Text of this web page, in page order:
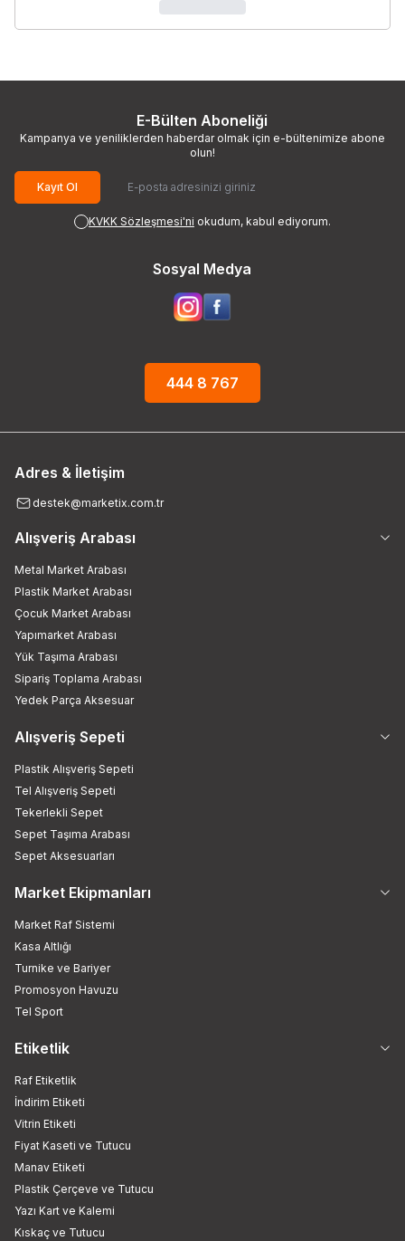
E-Bülten Aboneliği
Kampanya ve yeniliklerden haberdar olmak için e-bültenimize abone
olun!
Kayıt Ol
KVKK Sözleşmesi'ni okudum, kabul ediyorum.
Sosyal Medya
444 8 767
Adres & İletişim
destek@marketix.com.tr
Alışveriş Arabası
Metal Market Arabası
Plastik Market Arabası
Çocuk Market Arabası
Yapımarket Arabası
Yük Taşıma Arabası
Sipariş Toplama Arabası
Yedek Parça Aksesuar
Alışveriş Sepeti
Plastik Alışveriş Sepeti
Tel Alışveriş Sepeti
Tekerlekli Sepet
Sepet Taşıma Arabası
Sepet Aksesuarları
Market Ekipmanları
Market Raf Sistemi
Kasa Altlığı
Turnike ve Bariyer
Promosyon Havuzu
Tel Sport
Etiketlik
Raf Etiketlik
İndirim Etiketi
Vitrin Etiketi
Fiyat Kaseti ve Tutucu
Manav Etiketi
Plastik Çerçeve ve Tutucu
Yazı Kart ve Kalemi
Kıskaç ve Tutucu